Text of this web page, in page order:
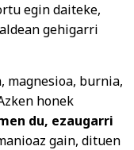
egin daiteke,
gehigarri
magnesioa, burnia,
honek
du, ezaugarri
gain, dituen